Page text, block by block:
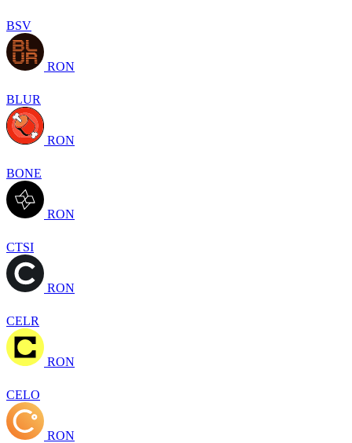
BSV
RON
BLUR
RON
BONE
RON
CTSI
RON
CELR
RON
CELO
RON